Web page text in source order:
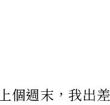
個週末，我出